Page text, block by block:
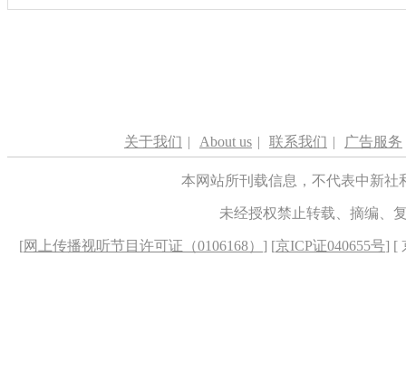
关于我们 | About us | 联系我们 | 广告服务
本网站所刊载信息，不代表中新
未经授权禁止转载、摘编、
[网上传播视听节目许可证（0106168） ] [京ICP证040655号] [